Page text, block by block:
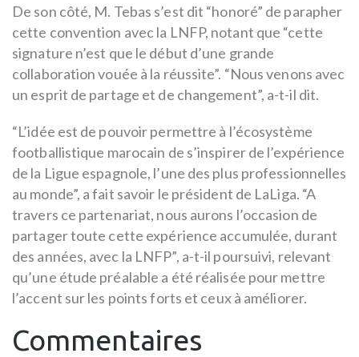
De son côté, M. Tebas s’est dit “honoré” de parapher
cette convention avec la LNFP, notant que “cette
signature n’est que le début d’une grande
collaboration vouée à la réussite”. “Nous venons avec
un esprit de partage et de changement”, a-t-il dit.
“L’idée est de pouvoir permettre à l’écosystème
footballistique marocain de s’inspirer de l’expérience
de la Ligue espagnole, l’une des plus professionnelles
au monde”, a fait savoir le président de LaLiga. “A
travers ce partenariat, nous aurons l’occasion de
partager toute cette expérience accumulée, durant
des années, avec la LNFP”, a-t-il poursuivi, relevant
qu’une étude préalable a été réalisée pour mettre
l’accent sur les points forts et ceux à améliorer.
Commentaires